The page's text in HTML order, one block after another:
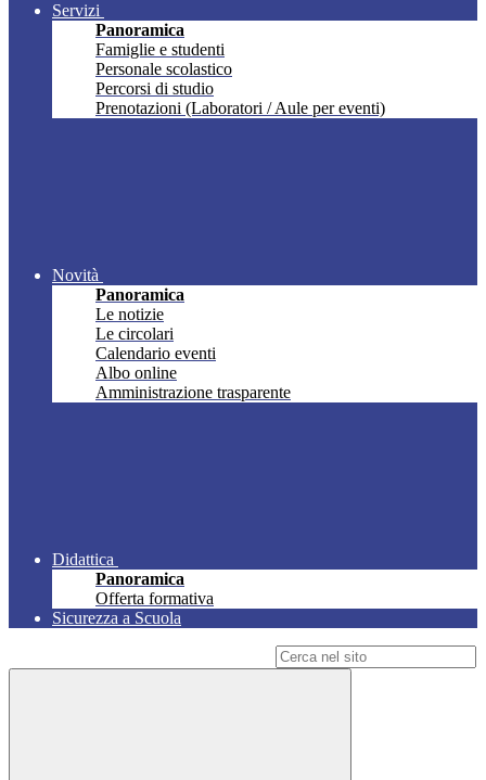
Servizi
Panoramica
Famiglie e studenti
Personale scolastico
Percorsi di studio
Prenotazioni (Laboratori / Aule per eventi)
Novità
Panoramica
Le notizie
Le circolari
Calendario eventi
Albo online
Amministrazione trasparente
Didattica
Panoramica
Offerta formativa
Sicurezza a Scuola